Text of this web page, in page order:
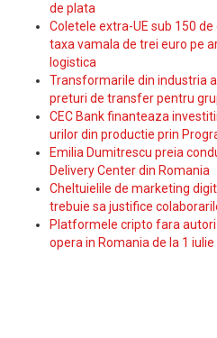
de plata
Coletele extra-UE sub 150
taxa vamala de trei euro pe
logistica
Transformarile din industria
preturi de transfer pentru
CEC Bank finanteaza
urilor din productie prin
Emilia Dumitrescu preia
Delivery Center din Romania
Cheltuielile de marketing
trebuie sa justifice
Platformele cripto fara
opera in Romania de la 1 iulie